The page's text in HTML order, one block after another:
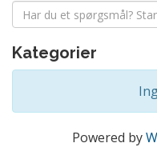
Kategorier
Powered by